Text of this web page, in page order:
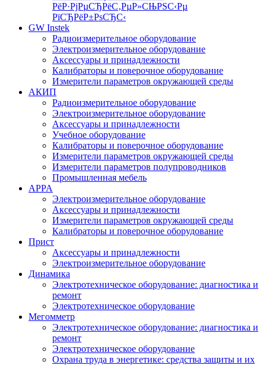
РёР·РјРµСЂРёС‚РµР»СЊРЅС‹Рµ
РїСЂРёР±РѕСЂС‹
GW Instek
Радиоизмерительное оборудование
Электроизмерительное оборудование
Аксессуары и принадлежности
Калибраторы и поверочное оборудование
Измерители параметров окружающей среды
АКИП
Радиоизмерительное оборудование
Электроизмерительное оборудование
Аксессуары и принадлежности
Учебное оборудование
Калибраторы и поверочное оборудование
Измерители параметров окружающей среды
Измерители параметров полупроводников
Промышленная мебель
APPA
Электроизмерительное оборудование
Аксессуары и принадлежности
Измерители параметров окружающей среды
Калибраторы и поверочное оборудование
Прист
Аксессуары и принадлежности
Электроизмерительное оборудование
Динамика
Электротехническое оборудование: диагностика и
ремонт
Электротехническое оборудование
Мегомметр
Электротехническое оборудование: диагностика и
ремонт
Электротехническое оборудование
Охрана труда в энергетике: средства защиты и их